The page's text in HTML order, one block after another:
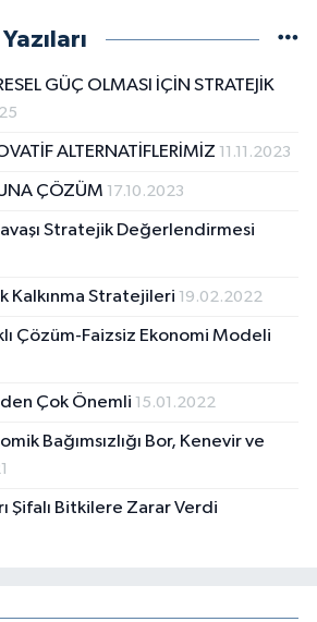
GÜÇ OLMASI İÇİN STRATEJİK
ALTERNATİFLERİMİZ 11.11.2023
ÇÖZÜM 17.10.2023
Stratejik Değerlendirmesi
Kalkınma Stratejileri 19.02.2022
Çözüm-Faizsiz Ekonomi Modeli
Çok Önemli 15.01.2022
Bağımsızlığı Bor, Kenevir ve
Şifalı Bitkilere Zarar Verdi